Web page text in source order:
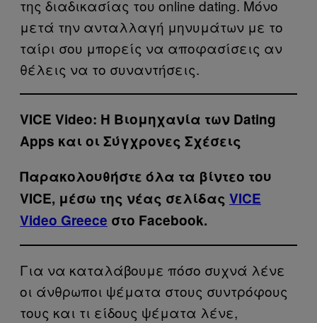
της διαδικασίας του online dating. Μόνο
μετά την ανταλλαγή μηνυμάτων με το
ταίρι σου μπορείς να αποφασίσεις αν
θέλεις να το συναντήσεις.
VICE Video: Η Βιομηχανία των Dating
Apps και οι Σύγχρονες Σχέσεις
Παρακολουθήστε όλα τα βίντεo του
VICE, μέσω της νέας σελίδας VICE
Video Greece στο Facebook.
Για να καταλάβουμε πόσο συχνά λένε
οι άνθρωποι ψέματα στους συντρόφους
τους και τι είδους ψέματα λένε,